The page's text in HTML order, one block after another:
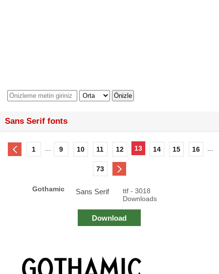
Sans Serif fonts
1 9 10 11 12 13 14 15 16
73
Gothamic Sans Serif
ttf - 3018
Downloads
Download